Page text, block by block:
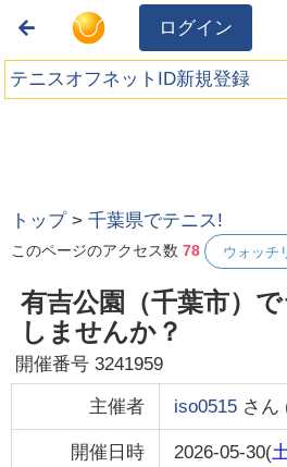
ログイン
テニスオフネットID新規登録
トップ >千葉県でテニス!
このページのアクセス数78 ウォッチ
有吉公園（千葉市）
しませんか？
開催番号3241959
主催者 iso0515さん
開催日時 2026-05-30(土